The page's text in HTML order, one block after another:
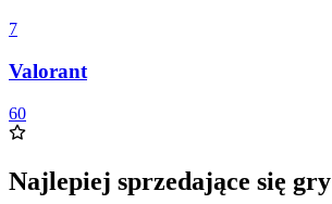
7
Valorant
60
Najlepiej sprzedające się gry